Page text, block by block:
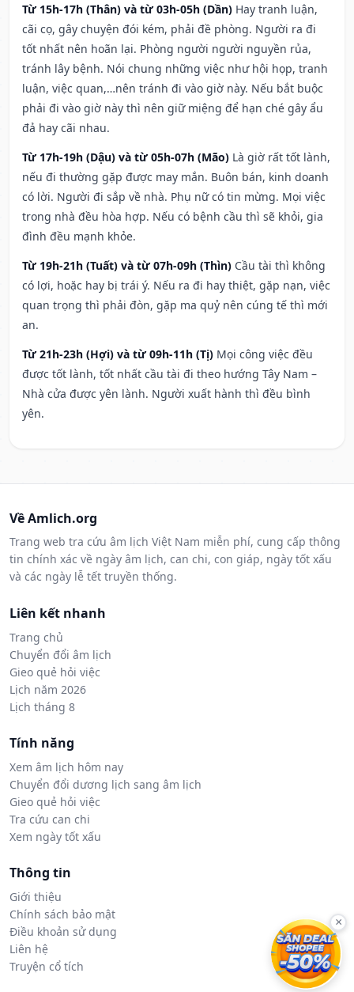
Từ 15h-17h (Thân) và từ 03h-05h (Dần) Hay tranh luận,
cãi cọ, gây chuyện đói kém, phải đề phòng. Người ra đi
tốt nhất nên hoãn lại. Phòng người người nguyền rủa,
tránh lây bệnh. Nói chung những việc như hội họp, tranh
luận, việc quan,…nên tránh đi vào giờ này. Nếu bắt buộc
phải đi vào giờ này thì nên giữ miệng để hạn ché gây ẩu
đả hay cãi nhau.
Từ 17h-19h (Dậu) và từ 05h-07h (Mão) Là giờ rất tốt lành,
nếu đi thường gặp được may mắn. Buôn bán, kinh doanh
có lời. Người đi sắp về nhà. Phụ nữ có tin mừng. Mọi việc
trong nhà đều hòa hợp. Nếu có bệnh cầu thì sẽ khỏi, gia
đình đều mạnh khỏe.
Từ 19h-21h (Tuất) và từ 07h-09h (Thìn) Cầu tài thì không
có lợi, hoặc hay bị trái ý. Nếu ra đi hay thiệt, gặp nạn, việc
quan trọng thì phải đòn, gặp ma quỷ nên cúng tế thì mới
an.
Từ 21h-23h (Hợi) và từ 09h-11h (Tị) Mọi công việc đều
được tốt lành, tốt nhất cầu tài đi theo hướng Tây Nam –
Nhà cửa được yên lành. Người xuất hành thì đều bình
yên.
Về Amlich.org
Trang web tra cứu âm lịch Việt Nam miễn phí, cung cấp thông
tin chính xác về ngày âm lịch, can chi, con giáp, ngày tốt xấu
và các ngày lễ tết truyền thống.
Liên kết nhanh
Trang chủ
Chuyển đổi âm lịch
Gieo quẻ hỏi việc
Lịch năm 2026
Lịch tháng 8
Tính năng
Xem âm lịch hôm nay
Chuyển đổi dương lịch sang âm lịch
Gieo quẻ hỏi việc
Tra cứu can chi
Xem ngày tốt xấu
Thông tin
Giới thiệu
Chính sách bảo mật
Điều khoản sử dụng
Liên hệ
Truyện cổ tích
×